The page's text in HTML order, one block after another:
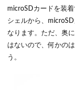
microSDカードを装
シェルから、
なります。ただ、奥
はないので、何かの
う。